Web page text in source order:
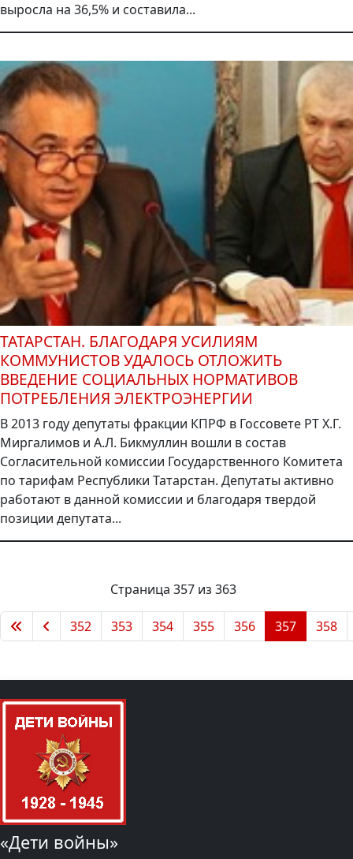
выросла на 36,5% и составила...
ТАТАРСТАН. БЛАГОДАРЯ УСИЛИЯМ
КОММУНИСТОВ УДАЛОСЬ ОТЛОЖИТЬ
ВВЕДЕНИЕ СОЦИАЛЬНЫХ НОРМАТИВОВ
ПОТРЕБЛЕНИЯ ЭЛЕКТРОЭНЕРГИИ
В 2013 году депутаты фракции КПРФ в Госсовете РТ Х.Г.
Миргалимов и А.Л. Бикмуллин вошли в состав
Согласительной комиссии Государственного Комитета
по тарифам Республики Татарстан. Депутаты активно
работают в данной комиссии и благодаря твердой
позиции депутата...
Страница 357 из 363
352 353 354 355 356 357 358
«Дети войны»